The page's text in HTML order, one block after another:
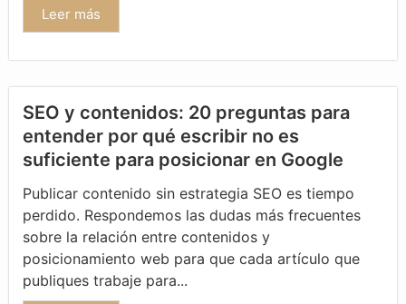
Leer más
SEO y contenidos: 20 preguntas para
entender por qué escribir no es
suficiente para posicionar en Google
Publicar contenido sin estrategia SEO es tiempo
perdido. Respondemos las dudas más frecuentes
sobre la relación entre contenidos y
posicionamiento web para que cada artículo que
publiques trabaje para...